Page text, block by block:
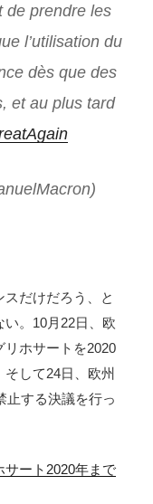
de prendre les
l’utilisation du
dès que des
et au plus tard
だけだろう、と
。10月22日、欧
ホサートを2020
して24日、欧州
止する決議を行っ
ート2020年まで